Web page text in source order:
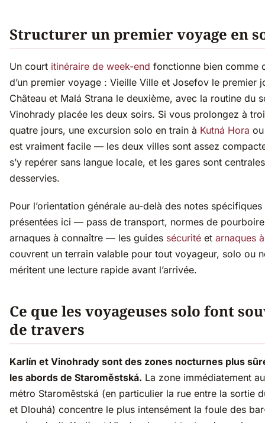
Structurer un premier voyage en
Un court itinéraire de week-end fonctionne bien comme
d’un premier voyage : Vieille Ville et Josefov le premier
Château et Malá Strana le deuxième, avec la routine du
Vinohrady placée les deux soirs. Si vous prolongez à
quatre jours, une excursion solo en train à Kutná Hora
est vraiment facile — les deux villes sont assez
s’y repérer sans langue locale, et les gares sont
desservies.
Pour l’orientation générale au-delà des notes
présentées ici — pass de transport, normes de
arnaques à connaître — les guides sécurité et arnaques
couvrent un terrain valable pour tout voyageur, solo ou
méritent une lecture rapide avant l’arrivée.
Ce que les voyageuses solo font
de travers
Karlín et Vinohrady sont des zones nocturnes plus
les abords de Staroměstská. La zone immédiatement
métro Staroměstská (en particulier la rue entre la sortie
et Dlouhá) concentre le plus intensément la foule des